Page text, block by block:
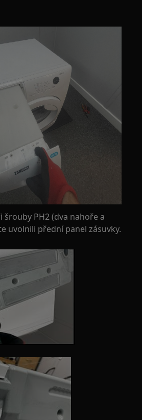
PH2 (dva nahoře a
uvolnili přední panel zásuvky.